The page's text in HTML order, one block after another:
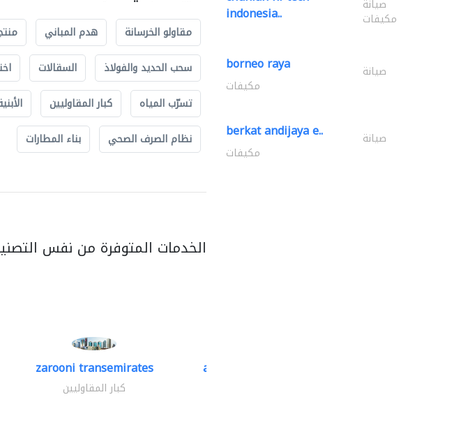
مقاولو الخرسانة هدم المباني
سحب الحديد والفولاذ
السقالات
تسرّب المياه
كبار المقاوليين
نظام الصرف الصحي
بناء المطارات
الخدمات المتوفرة من نفس
zarooni transemirates
كبار المقاوليين
accurate bldh cont..
indonesia.. صيانة
مكيفات
borneo raya صيانة
مكيفات
berkat andijaya e.. صيانة
مكيفات